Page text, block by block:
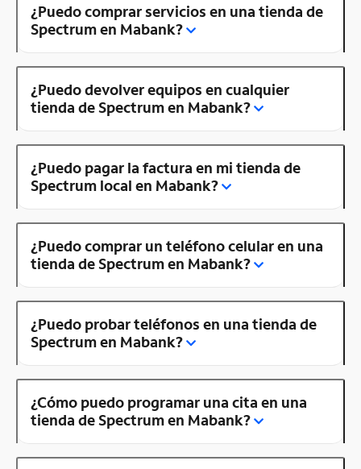
¿Puedo comprar servicios en una tienda de
Spectrum en Mabank?
¿Puedo devolver equipos en cualquier
tienda de Spectrum en Mabank?
¿Puedo pagar la factura en mi tienda de
Spectrum local en Mabank?
¿Puedo comprar un teléfono celular en una
tienda de Spectrum en Mabank?
¿Puedo probar teléfonos en una tienda de
Spectrum en Mabank?
¿Cómo puedo programar una cita en una
tienda de Spectrum en Mabank?